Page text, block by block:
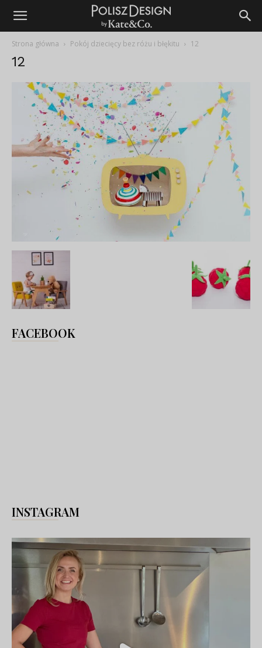
Strona główna Pokój dziecięcy bez różu i błękitu 12
12
FACEBOOK
INSTAGRAM